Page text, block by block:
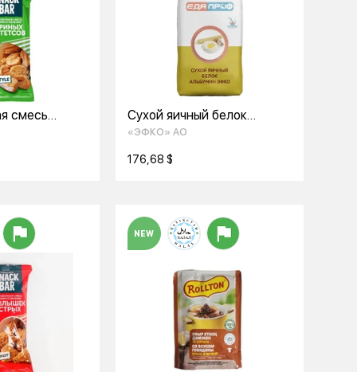
смесь
Сухой яичный белок
альбумин ЭФКО
взбиваемости,
«ЭФКО» АО
NEW